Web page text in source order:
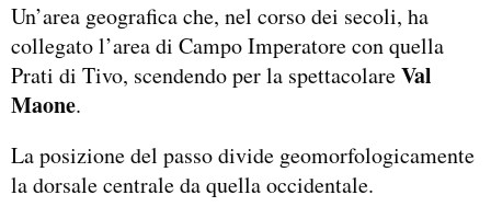
Un’area geografica che, nel corso dei secoli, ha
collegato l’area di Campo Imperatore con quella
Prati di Tivo, scendendo per la spettacolareVal
Maone.
La posizione del passo divide geomorfologicamente
la dorsale centrale da quella occidentale.